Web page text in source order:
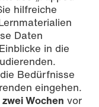
hilfreiche
Daten
in die
Bedürfnisse
eingehen.
zwei Wochen vor